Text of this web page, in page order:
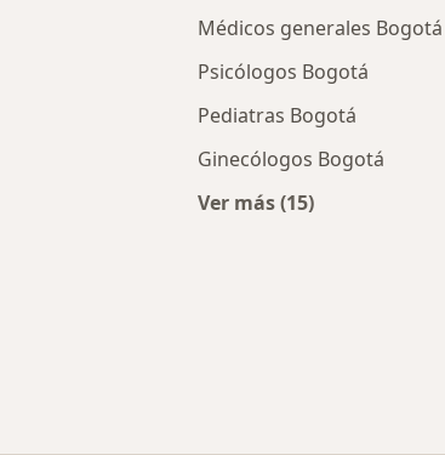
Médicos generales Bogotá
Psicólogos Bogotá
Pediatras Bogotá
Ginecólogos Bogotá
Ver más (15)